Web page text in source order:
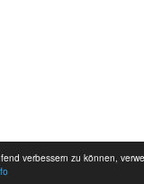
verbessern zu können,